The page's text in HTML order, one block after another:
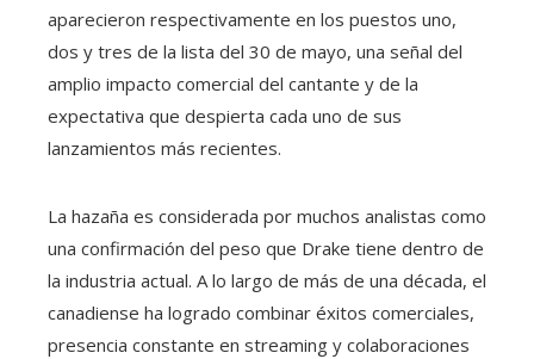
aparecieron respectivamente en los puestos uno,
dos y tres de la lista del 30 de mayo, una señal del
amplio impacto comercial del cantante y de la
expectativa que despierta cada uno de sus
lanzamientos más recientes.
La hazaña es considerada por muchos analistas como
una confirmación del peso que Drake tiene dentro de
la industria actual. A lo largo de más de una década, el
canadiense ha logrado combinar éxitos comerciales,
presencia constante en streaming y colaboraciones